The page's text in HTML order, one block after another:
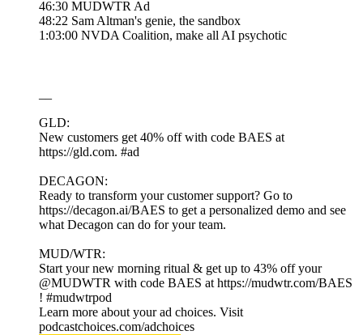
46:30 MUDWTR Ad
48:22 Sam Altman's genie, the sandbox
1:03:00 NVDA Coalition, make all AI psychotic
GLD:
New customers get 40% off with code BAES at
https://gld.com. #ad
DECAGON:
Ready to transform your customer support? Go to
https://decagon.ai/BAES to get a personalized demo and see
what Decagon can do for your team.
MUD/WTR:
Start your new morning ritual & get up to 43% off your
@MUDWTR with code BAES at https://mudwtr.com/BAES
! #mudwtrpod
Learn more about your ad choices. Visit
podcastchoices.com/adchoices